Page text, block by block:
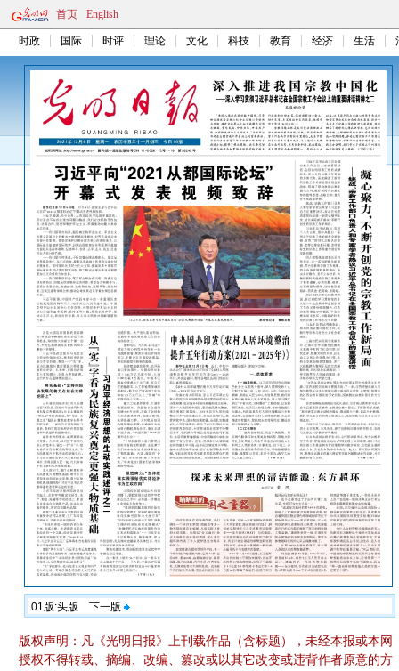
首页 English
时政 国际 时评 理论 文化 科技 教育 经济 生活
01版:头版 下一版
版权声明：凡《光明日报》上刊载作品（含标题），未经本报或本网
授权不得转载、摘编、改编、篡改或以其它改变或违背作者原意的方